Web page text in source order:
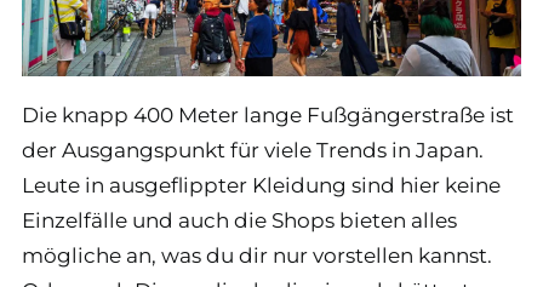
Die knapp 400 Meter lange Fußgängerstraße ist
der Ausgangspunkt für viele Trends in Japan.
Leute in ausgeflippter Kleidung sind hier keine
Einzelfälle und auch die Shops bieten alles
mögliche an, was du dir nur vorstellen kannst.